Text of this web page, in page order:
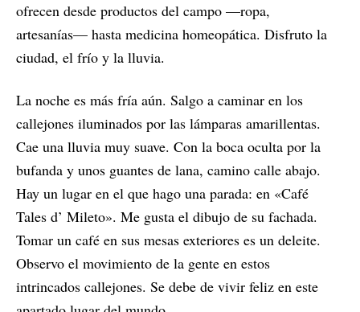
ofrecen desde productos del campo —ropa,
artesanías— hasta medicina homeopática. Disfruto la
ciudad, el frío y la lluvia.
La noche es más fría aún. Salgo a caminar en los
callejones iluminados por las lámparas amarillentas.
Cae una lluvia muy suave. Con la boca oculta por la
bufanda y unos guantes de lana, camino calle abajo.
Hay un lugar en el que hago una parada: en «Café
Tales d’ Mileto». Me gusta el dibujo de su fachada.
Tomar un café en sus mesas exteriores es un deleite.
Observo el movimiento de la gente en estos
intrincados callejones. Se debe de vivir feliz en este